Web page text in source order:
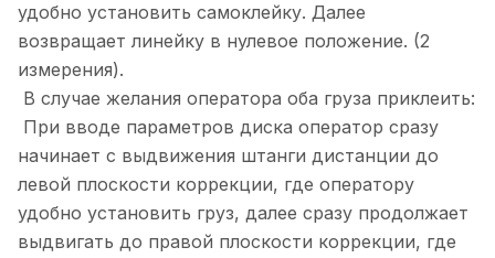
удобно установить самоклейку. Далее
возвращает линейку в нулевое положение. (2
измерения).
В случае желания оператора оба груза приклеить:
При вводе параметров диска оператор сразу
начинает с выдвижения штанги дистанции до
левой плоскости коррекции, где оператору
удобно установить груз, далее сразу продолжает
выдвигать до правой плоскости коррекции, где